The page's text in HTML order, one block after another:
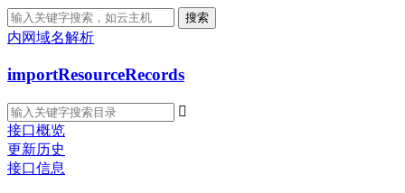
搜索
内网域名解析
importResourceRecords

接口概览
更新历史
接口信息